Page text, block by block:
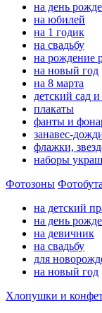
на день
на юбилей
на 1 годик
на свадьбу
на рождение
на новый год
на 8 марта
детский сад
плакаты
фанты и
занавес-
флажки,
наборы
Фотозоны
на детский
на день
на девичник
на свадьбу
для
на новый год
Хлопушки и